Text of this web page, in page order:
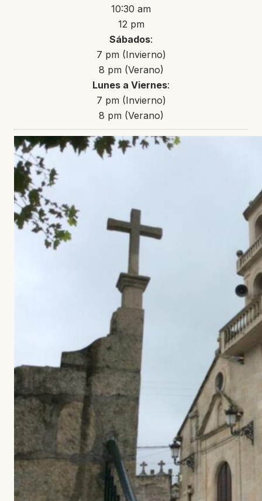
10:30 am
12 pm
Sábados:
7 pm (Invierno)
8 pm (Verano)
Lunes a Viernes:
7 pm (Invierno)
8 pm (Verano)